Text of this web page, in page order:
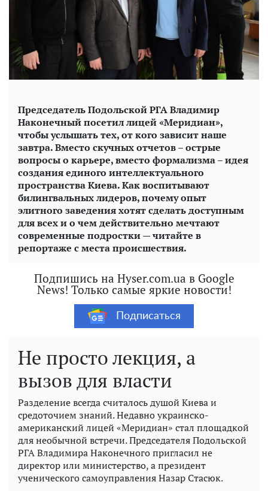
Председатель Подольской РГА Владимир
Наконечный посетил лицей «Меридиан»,
чтобы услышать тех, от кого зависит наше
завтра. Вместо скучных отчетов – острые
вопросы о карьере, вместо формализма – идея
создания единого интеллектуального
пространства Киева. Как воспитывают
билингвальных лидеров, почему опыт
элитного заведения хотят сделать доступным
для всех и о чем действительно мечтают
современные подростки — читайте в
репортаже с места происшествия.
Подпишись на Hyser.com.ua в Google
News! Только самые яркие новости!
Подписаться
Не просто лекция, а
вызов для власти
Разделение всегда считалось душой Киева и
средоточием знаний. Недавно украинско-
американский лицей «Меридиан» стал площадкой
для необычной встречи. Председателя Подольской
РГА Владимира Наконечного пригласил не
директор или министерство, а президент
ученического самоуправления Назар Стасюк.